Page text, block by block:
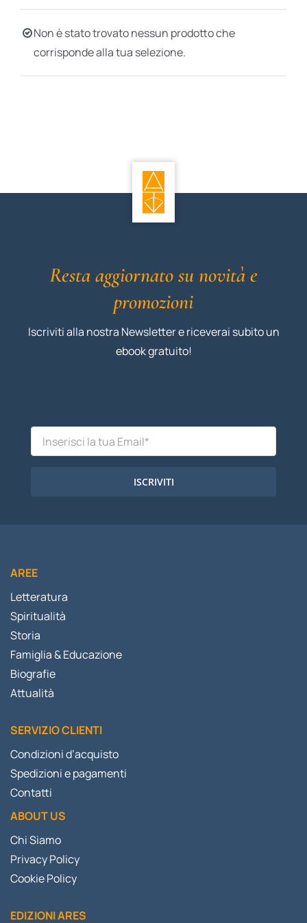
BIOGRAFIE
ATTUALITÀ
Non è stato trovato nessun prodotto che
corrisponde alla tua selezione.
Resta aggiornato su novità e
promozioni
Iscriviti alla nostra Newsletter e riceverai subito un
ebook gratuito!
ISCRIVITI
AREE
Letteratura
Spiritualità
Storia
Famiglia & Educazione
Biografie
Attualità
SERVIZIO CLIENTI
Condizioni d’acquisto
Spedizioni e pagamenti
Contatti
ABOUT US
Chi Siamo
Privacy Policy
Cookie Policy
EDIZIONI ARES